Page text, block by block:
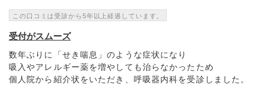
この口コミは受診から5年以上経過しています。
受付がスムーズ
数年ぶりに「せき喘息」のような症状になり
吸入やアレルギー薬を増やしても治らなかったため
個人院から紹介状をいただき、呼吸器内科を受診しました。